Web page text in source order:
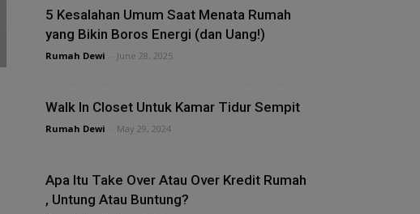
5 Kesalahan Umum Saat Menata Rumah
yang Bikin Boros Energi (dan Uang!)
Rumah Dewi June 28, 2025
Walk In Closet Untuk Kamar Tidur Sempit
Rumah Dewi May 29, 2024
Apa Itu Take Over Atau Over Kredit Rumah
, Untung Atau Buntung?